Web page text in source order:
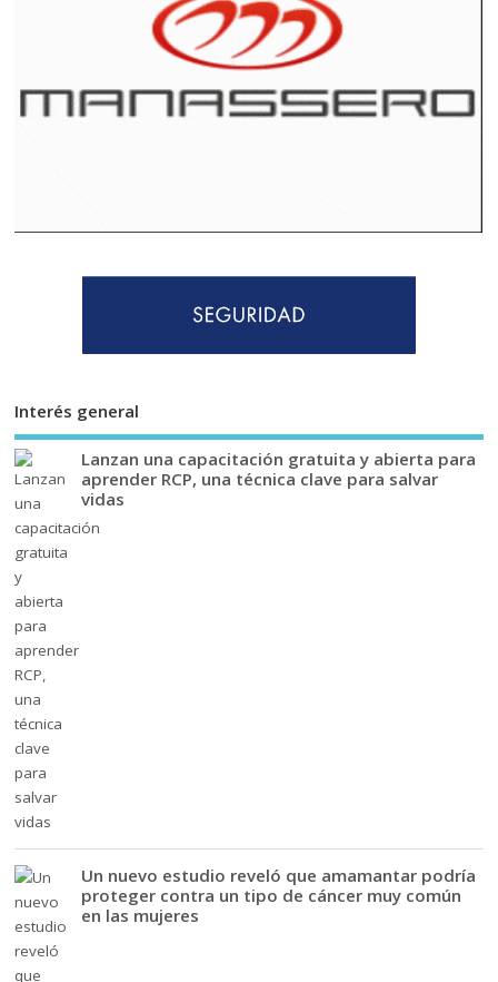
Interés general
Lanzan una capacitación gratuita y abierta para
aprender RCP, una técnica clave para salvar
vidas
Un nuevo estudio reveló que amamantar podría
proteger contra un tipo de cáncer muy común
en las mujeres